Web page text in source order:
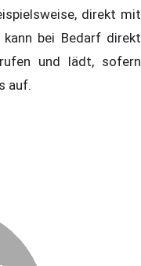
direkt mit
bei Bedarf direkt
und lädt, sofern
auf.